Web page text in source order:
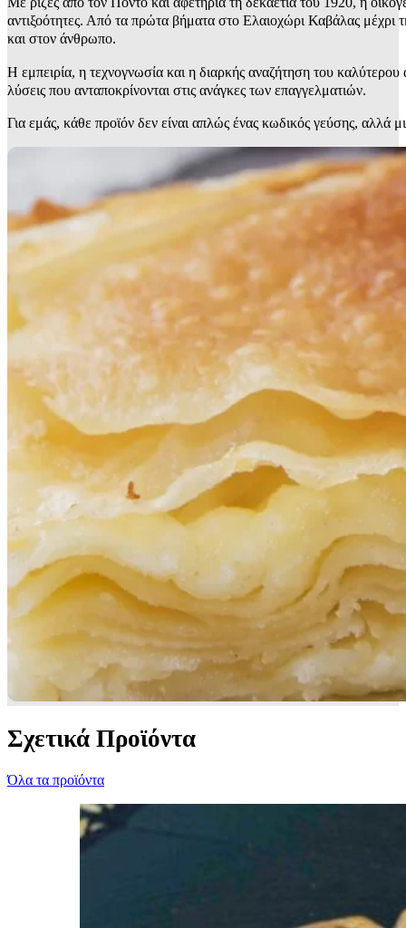
αντιξοότητες. Από τα πρώτα βήματα στο Ελαιοχώρι Καβάλας μέχρι
και στον άνθρωπο.
Η εμπειρία, η τεχνογνωσία και η διαρκής αναζήτηση του
λύσεις που ανταποκρίνονται στις ανάγκες των επαγγελματιών.
Για εμάς, κάθε προϊόν δεν είναι απλώς ένας κωδικός γεύσης, αλλά
Σχετικά Προϊόντα
Όλα τα προϊόντα